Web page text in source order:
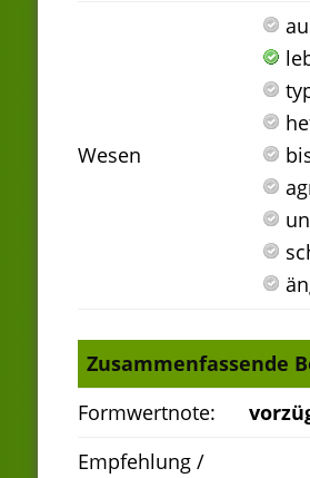
Wesen
Zusammenfassende
Formwertnote:
Empfehlung /